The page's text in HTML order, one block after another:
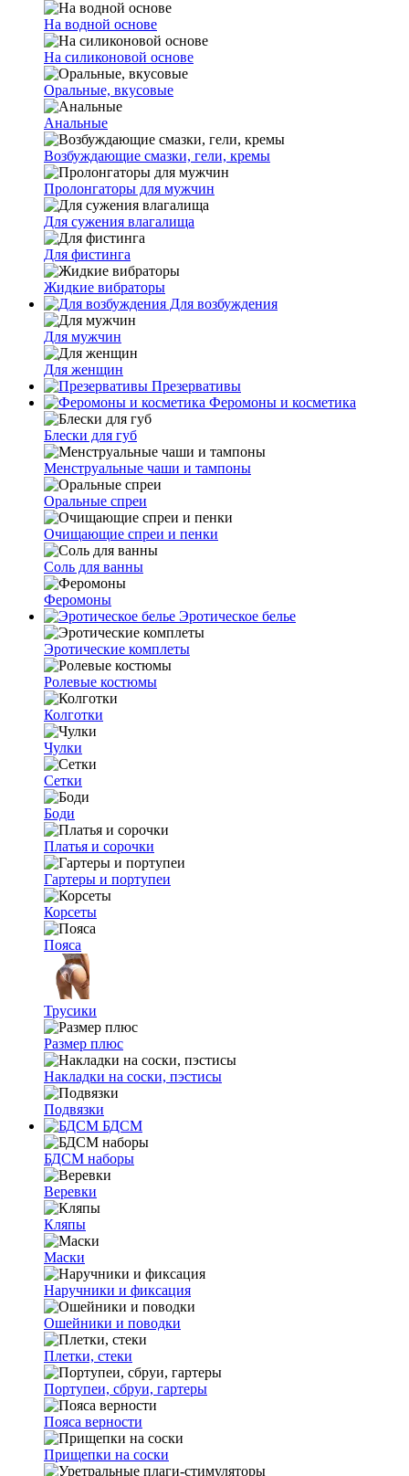
На водной основе
На силиконовой основе
Оральные, вкусовые
Анальные
Возбуждающие смазки, гели, кремы
Пролонгаторы для мужчин
Для сужения влагалища
Для фистинга
Жидкие вибраторы
Для возбуждения
Для мужчин
Для женщин
Презервативы
Феромоны и косметика
Блески для губ
Менструальные чаши и тампоны
Оральные спреи
Очищающие спреи и пенки
Соль для ванны
Феромоны
Эротическое белье
Эротические комплеты
Ролевые костюмы
Колготки
Чулки
Сетки
Боди
Платья и сорочки
Гартеры и портупеи
Корсеты
Пояса
Трусики
Размер плюс
Накладки на соски, пэстисы
Подвязки
БДСМ
БДСМ наборы
Веревки
Кляпы
Маски
Наручники и фиксация
Ошейники и поводки
Плетки, стеки
Портупеи, сбруи, гартеры
Пояса верности
Прищепки на соски